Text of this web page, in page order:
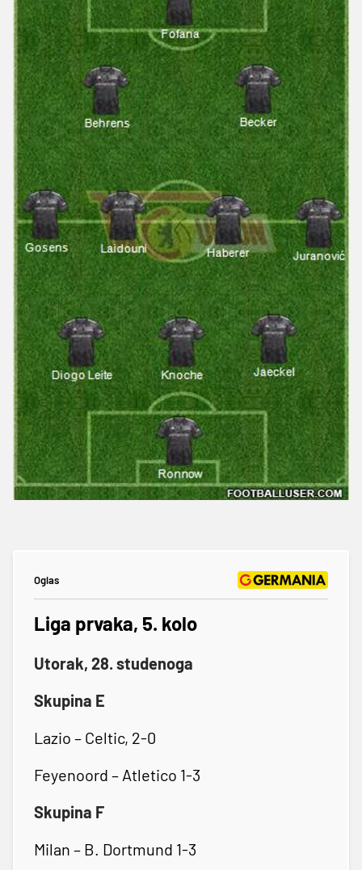
Oglas
Liga prvaka, 5. kolo
Utorak, 28. studenoga
Skupina E
Lazio – Celtic, 2-0
Feyenoord – Atletico 1-3
Skupina F
Milan – B. Dortmund 1-3